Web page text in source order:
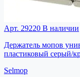
Арт. 29220 В наличии
Держатель мопов
пластиковый серый/
Selmop